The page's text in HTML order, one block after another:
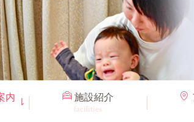
内 施設紹介
facilities